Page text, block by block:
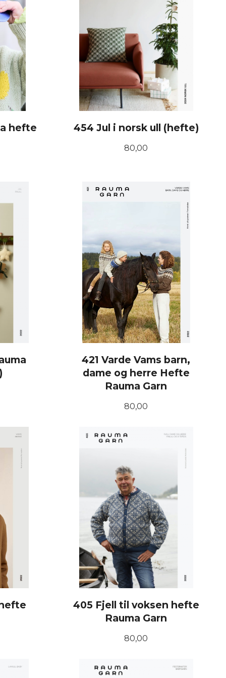
hefte 454 Jul i norsk ull (hefte)
Pris
80,00
KJØP
421 Varde Vams barn,
dame og herre Hefte
Rauma Garn
Pris
80,00
405 Fjell til voksen hefte
Rauma Garn
Pris
80,00